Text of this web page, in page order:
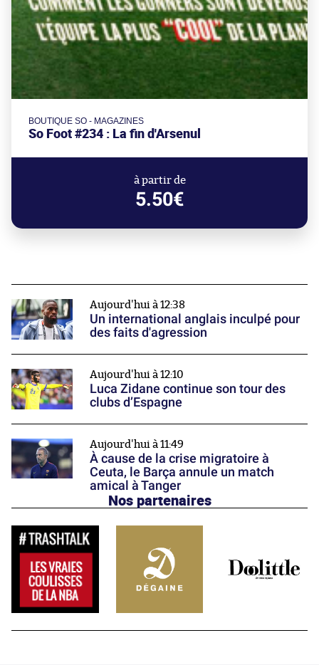
BOUTIQUE SO - MAGAZINES
So Foot #234 : La fin d'Arsenul
à partir de
5.50€
Aujourd'hui à 12:38
Un international anglais inculpé pour
des faits d'agression
Aujourd'hui à 12:10
Luca Zidane continue son tour des
clubs d’Espagne
Aujourd'hui à 11:49
À cause de la crise migratoire à
Ceuta, le Barça annule un match
amical à Tanger
Nos partenaires